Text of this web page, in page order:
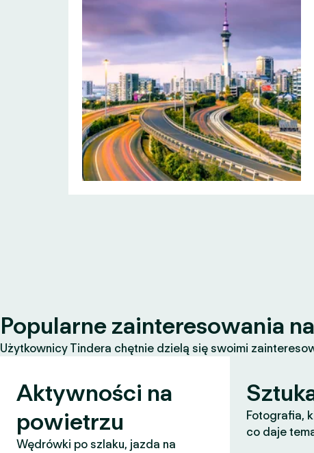
Popularne zainteresowania
Użytkownicy Tindera chętnie dzielą się swoimi
Aktywności na
powietrzu
Wędrówki po szlaku, jazda na
Fotografia,
co daje